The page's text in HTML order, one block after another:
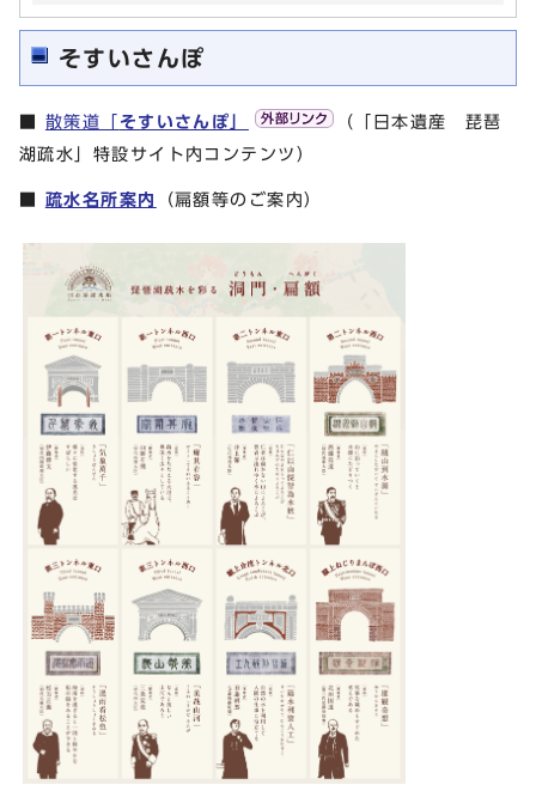
そすいさんぽ
散策道「 そすいさんぽ」
（「日本遺産 琵琶
湖疏水」特設サイト内コンテンツ）
■ 疏水名所案内 （扁額等のご案内）